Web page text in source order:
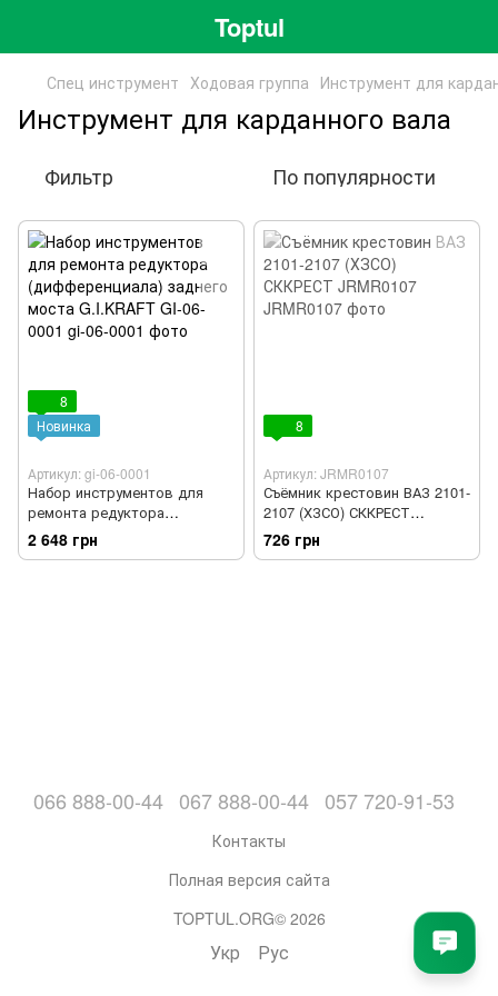
Toptul
Спец инструмент Ходовая группа Инструмент для
Инструмент для карданного вала
Фильтр По популярности
8
Новинка
Артикул: gi-06-0001
Набор инструментов для
ремонта редуктора
(дифференциала) заднего
моста G.I.KRAFT GI-06-0001
2 648 грн
8
Артикул: JRMR0107
Съёмник крестовин ВАЗ 2101-
2107 (ХЗСО) СККРЕСТ
JRMR0107
726 грн
066 888-00-44 067 888-00-44 057 720-91-53
Контакты
Полная версия сайта
TOPTUL.ORG© 2026
Укр Рус